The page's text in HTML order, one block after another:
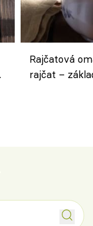
Rajčatová
rajčat –